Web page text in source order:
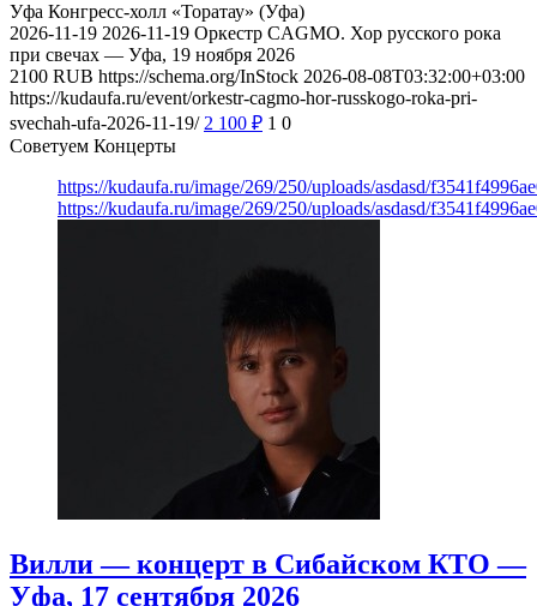
Уфа Конгресс-холл «Торатау» (Уфа)
2026-11-19 2026-11-19 Оркестр CAGMO. Хор русского рока
при свечах — Уфа, 19 ноября 2026
2100 RUB https://schema.org/InStock 2026-08-08T03:32:00+03:00
https://kudaufa.ru/event/orkestr-cagmo-hor-russkogo-roka-pri-
svechah-ufa-2026-11-19/ 2 100 ₽ 1 0
Советуем Концерты
https://kudaufa.ru/image/269/250/uploads/asdasd/
https://kudaufa.ru/image/269/250/uploads/asdasd/
Вилли — концерт в Сибайском КТО —
Уфа, 17 сентября 2026